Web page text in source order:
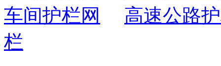
车间护栏网
高速公路
栏